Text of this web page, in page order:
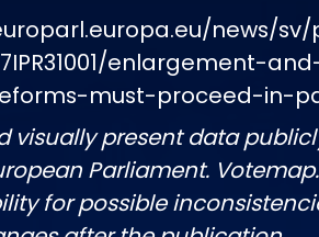
news/
enlargement-
must-proceed-in-
visually present data
Parliament.
for possible